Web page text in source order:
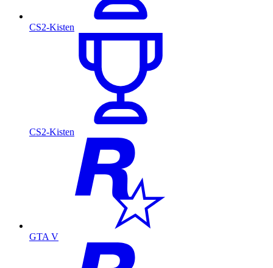
CS2-Kisten
CS2-Kisten
GTA V